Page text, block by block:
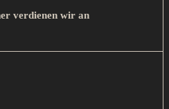
verdienen wir an